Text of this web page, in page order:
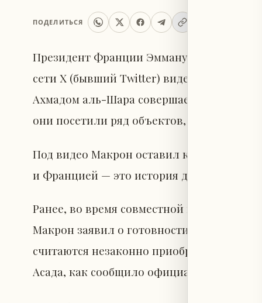
ПОДЕЛИТЬСЯ
Президент Франции Эммануэль Макрон
сети X (бывший Twitter) видеозапись, на
Ахмадом аль-Шара совершает прогулку
они посетили ряд объектов, включая
Под видео Макрон оставил комментарий
и Францией — это история доверия,
Ранее, во время совместной пресс-
Макрон заявил о готовности Франции
считаются незаконно приобретёнными
Асада, как сообщило официальное